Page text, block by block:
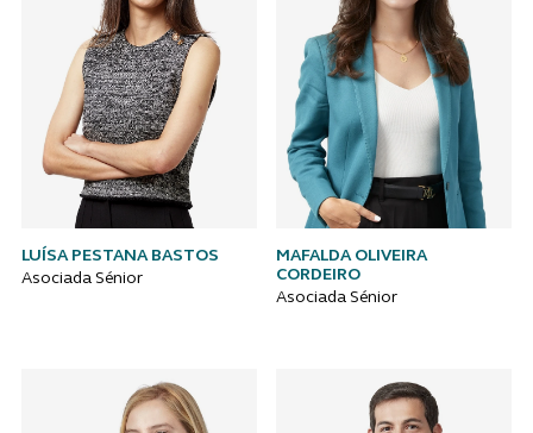
LUÍSA PESTANA BASTOS
Asociada Sénior
MAFALDA OLIVEIRA
CORDEIRO
Asociada Sénior